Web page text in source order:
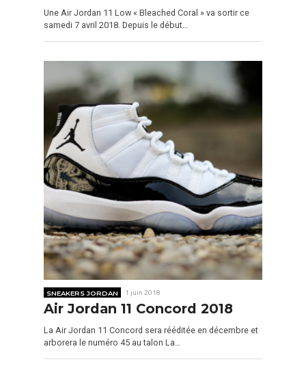
Une Air Jordan 11 Low « Bleached Coral » va sortir ce
samedi 7 avril 2018. Depuis le début…
SNEAKERS JORDAN 1 juin 2018
Air Jordan 11 Concord 2018
La Air Jordan 11 Concord sera rééditée en décembre et
arborera le numéro 45 au talon La…